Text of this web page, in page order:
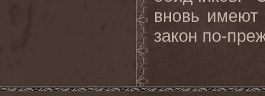
вновь имеют
закон по-